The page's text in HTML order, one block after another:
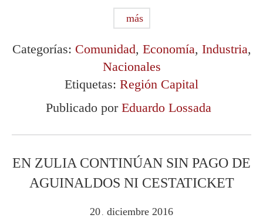
más
Categorías: Comunidad, Economía, Industria,
Nacionales
Etiquetas: Región Capital
Publicado por Eduardo Lossada
EN ZULIA CONTINÚAN SIN PAGO DE
AGUINALDOS NI CESTATICKET
20 . diciembre 2016